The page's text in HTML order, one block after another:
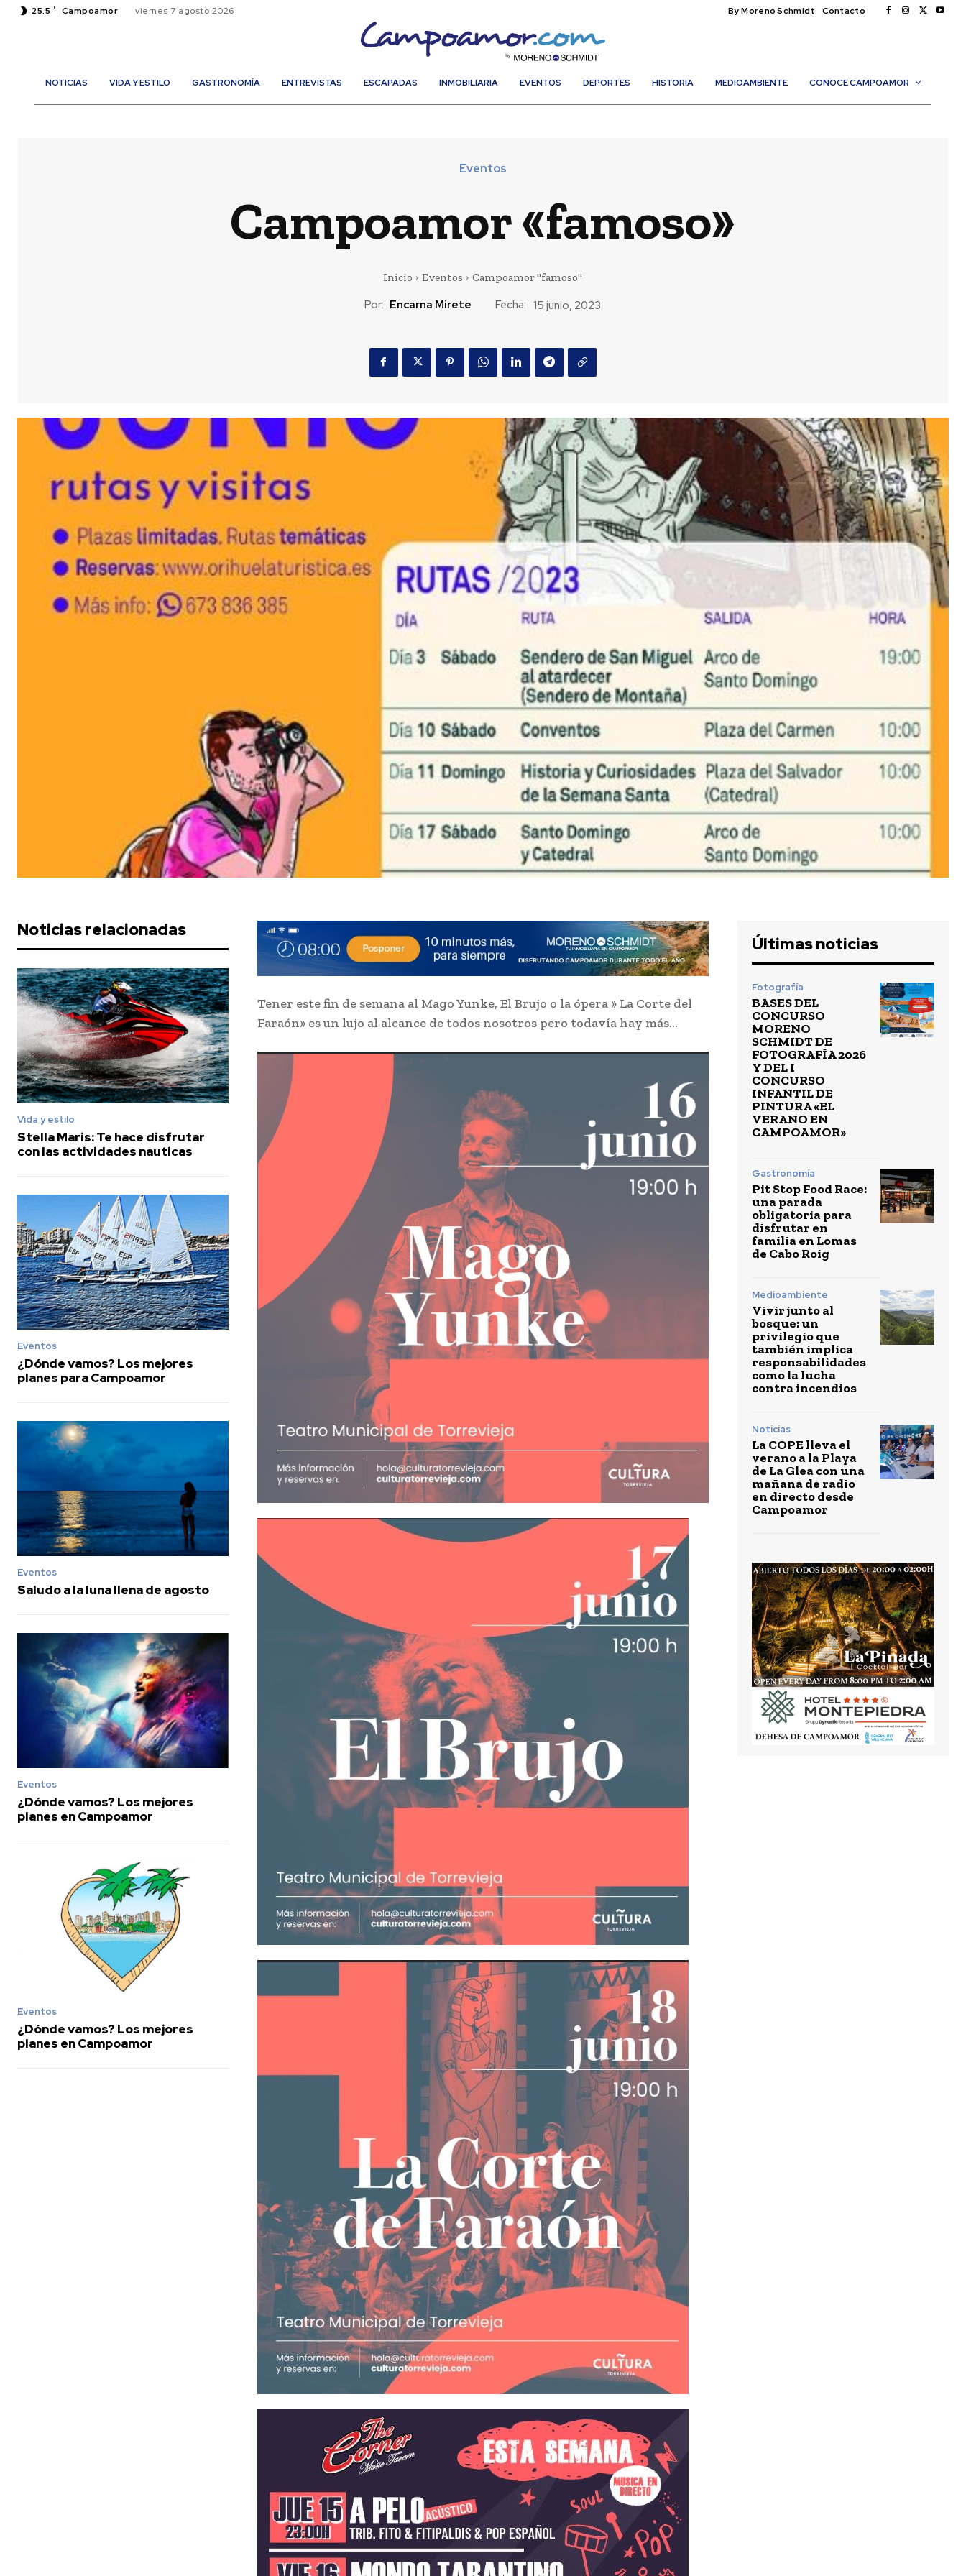
25.5 C Campoamor viernes 7 agosto 2026 By Moreno Schmidt Contacto
NOTICIAS VIDA Y ESTILO GASTRONOMÍA ENTREVISTAS ESCAPADAS INMOBILIARIA EVENTOS DEPORTES HISTORIA MEDIOAMBIENTE CONOCE CAMPOAMOR
Eventos
Campoamor «famoso»
Inicio Eventos Campoamor "famoso"
Por: Encarna Mirete Fecha: 15 junio, 2023
Noticias relacionadas
Vida y estilo
Stella Maris: Te hace disfrutar
con las actividades nauticas
Eventos
¿Dónde vamos? Los mejores
planes para Campoamor
Eventos
Saludo a la luna llena de agosto
Eventos
¿Dónde vamos? Los mejores
planes en Campoamor
Eventos
¿Dónde vamos? Los mejores
planes en Campoamor
Tener este fin de semana al Mago Yunke, El Brujo o la ópera » La Corte del
Faraón» es un lujo al alcance de todos nosotros pero todavía hay más…
Últimas noticias
Fotografía
BASES DEL
CONCURSO
MORENO
SCHMIDT DE
FOTOGRAFÍA 2026
Y DEL I
CONCURSO
INFANTIL DE
PINTURA «EL
VERANO EN
CAMPOAMOR»
Gastronomía
Pit Stop Food Race:
una parada
obligatoria para
disfrutar en
familia en Lomas
de Cabo Roig
Medioambiente
Vivir junto al
bosque: un
privilegio que
también implica
responsabilidades
como la lucha
contra incendios
Noticias
La COPE lleva el
verano a la Playa
de La Glea con una
mañana de radio
en directo desde
Campoamor